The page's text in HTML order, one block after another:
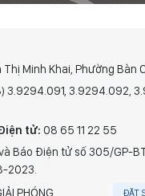
Minh Khai, Phường Bàn
3.9294.091, 3.9294.092,
tử: 08 65 11 22 55
Báo Điện tử số 305/GP-
2023.
PHÓNG.
ĐẶT